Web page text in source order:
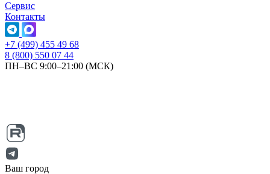
Сервис
Контакты
+7 (499) 455 49 68
8 (800) 550 07 44
ПН–ВС 9:00–21:00 (МСК)
Ваш город